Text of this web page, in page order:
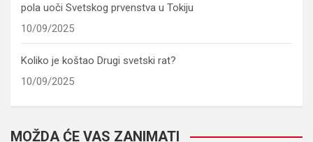
pola uoči Svetskog prvenstva u Tokiju
10/09/2025
Koliko je koštao Drugi svetski rat?
10/09/2025
MOŽDA ĆE VAS ZANIMATI